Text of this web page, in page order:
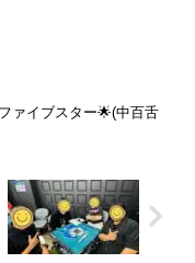
ァイブスター🌟(中百舌